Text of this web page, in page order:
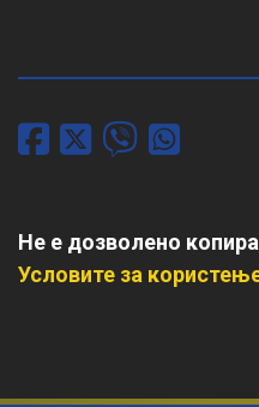
Не е дозволено
Условите за